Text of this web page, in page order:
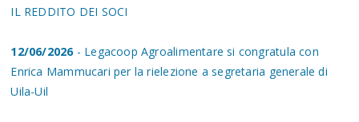
IL REDDITO DEI SOCI
12/06/2026- Legacoop Agroalimentare si congratula con
Enrica Mammucari per la rielezione a segretaria generale di
Uila-Uil